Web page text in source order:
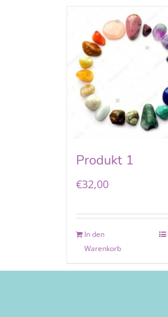
Produkt 1
€32,00
In den
Warenkorb